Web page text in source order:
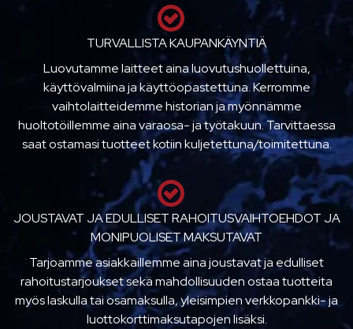
TURVALLISTA KAUPANKÄYNTIÄ
Luovutamme laitteet aina luovutushuollettuina,
käyttövalmiina ja käyttöopastettuna. Kerromme
vaihtolaitteidemme historian ja myönnämme
huoltotöillemme aina varaosa- ja työtakuun. Tarvittaessa
saat ostamasi tuotteet kotiin kuljetettuna/toimitettuna.
JOUSTAVAT JA EDULLISET RAHOITUSVAIHTOEHDOT JA
MONIPUOLISET MAKSUTAVAT
Tarjoamme asiakkaillemme aina joustavat ja edulliset
rahoitustarjoukset sekä mahdollisuuden ostaa tuotteita
myös laskulla tai osamaksulla, yleisimpien verkkopankki- ja
luottokorttimaksutapojen lisäksi.